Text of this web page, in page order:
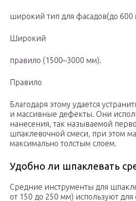
широкий тип для фасадов(до 600
Широкий
правило (1500–3000 мм).
Правило
Благодаря этому удается
и массивные дефекты. Они
нанесения, так называемой
шпаклевочной смеси, при этом
максимально толстым слоем.
Удобно ли шпаклевать
Средние инструменты для
от 150 до 250 мм) используют